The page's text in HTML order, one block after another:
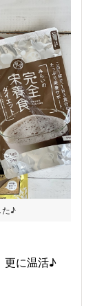
た♪
更に温活♪